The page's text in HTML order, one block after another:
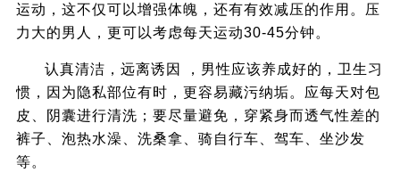
运动，这不仅可以增强体魄，还有有效减压的作用。压
力大的男人，更可以考虑每天运动30-45分钟。
认真清洁，远离诱因 ，男性应该养成好的，卫生习
惯，因为隐私部位有时，更容易藏污纳垢。应每天对包
皮、阴囊进行清洗；要尽量避免，穿紧身而透气性差的
裤子、泡热水澡、洗桑拿、骑自行车、驾车、坐沙发
等。